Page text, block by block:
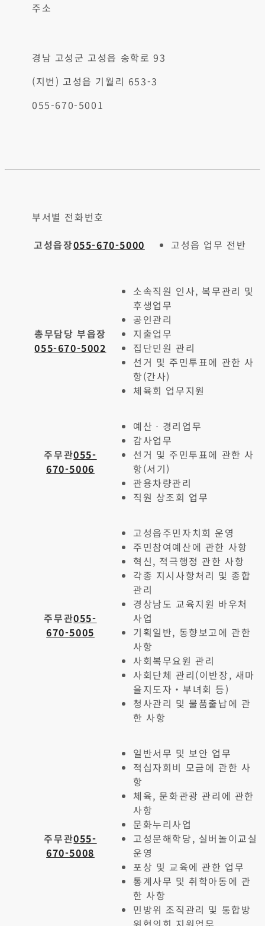
주소
경남 고성군 고성읍 송학로 93
(지번) 고성읍 기월리 653-3
055-670-5001
부서별 전화번호
고성읍장055-670-5000 고성읍 업무 전반
총무담당 부읍장
055-670-5002
소속직원 인사, 복무관리 및
후생업무
공인관리
지출업무
집단민원 관리
선거 및 주민투표에 관한 사
항(간사)
체육회 업무지원
주무관055-
670-5006
예산ㆍ경리업무
감사업무
선거 및 주민투표에 관한 사
항(서기)
관용차량관리
직원 상조회 업무
주무관055-
670-5005
고성읍주민자치회 운영
주민참여예산에 관한 사항
혁신, 적극행정 관한 사항
각종 지시사항처리 및 종합
관리
경상남도 교육지원 바우처
사업
기획일반, 동향보고에 관한
사항
사회복무요원 관리
사회단체 관리(이반장, 새마
을지도자・부녀회 등)
청사관리 및 물품출납에 관
한 사항
주무관055-
670-5008
일반서무 및 보안 업무
적십자회비 모금에 관한 사
항
체육, 문화관광 관리에 관한
사항
문화누리사업
고성문해학당, 실버놀이교실
운영
포상 및 교육에 관한 업무
통계사무 및 취학아동에 관
한 사항
민방위 조직관리 및 통합방